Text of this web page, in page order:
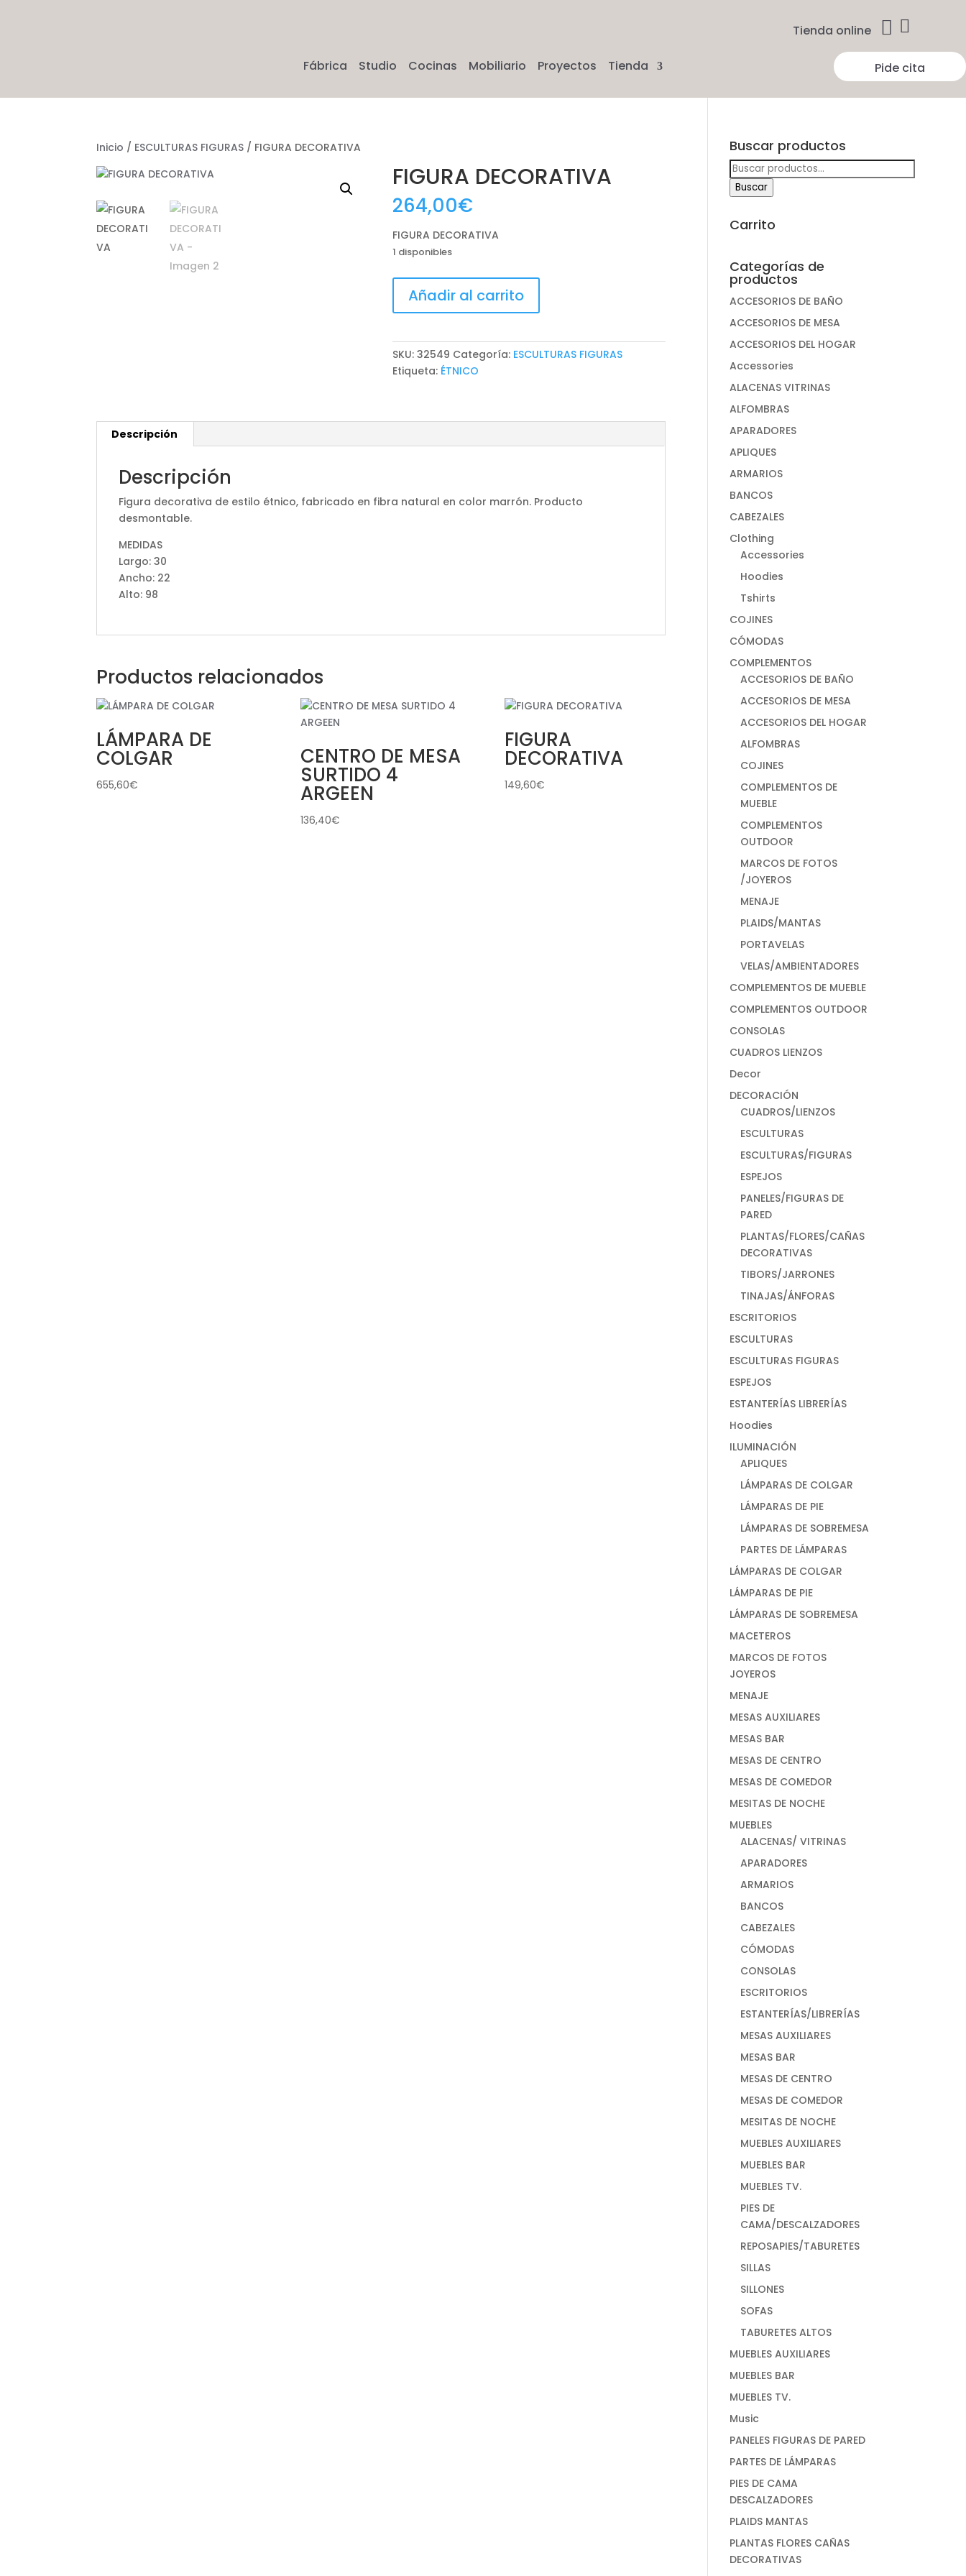
Tienda online  
Fábrica Studio Cocinas Mobiliario Proyectos Tienda Pide cita
Inicio / ESCULTURAS FIGURAS / FIGURA DECORATIVA
FIGURA DECORATIVA
264,00€
FIGURA DECORATIVA
1 disponibles
DECORATIVA
cantidad
Añadir al carrito
SKU:32549 Categoría: ESCULTURAS FIGURAS
Etiqueta: ÉTNICO
Descripción
Descripción
Figura decorativa de estilo étnico, fabricado en fibra natural en color marrón. Producto
desmontable.
MEDIDAS
Largo: 30
Ancho: 22
Alto: 98
Productos relacionados
LÁMPARA DE
COLGAR
655,60€
CENTRO DE MESA
SURTIDO 4
ARGEEN
136,40€
FIGURA
DECORATIVA
149,60€
Buscar productos
Buscar
por:
Buscar
Carrito
Categorías de
productos
ACCESORIOS DE BAÑO
ACCESORIOS DE MESA
ACCESORIOS DEL HOGAR
Accessories
ALACENAS VITRINAS
ALFOMBRAS
APARADORES
APLIQUES
ARMARIOS
BANCOS
CABEZALES
Clothing
Accessories
Hoodies
Tshirts
COJINES
CÓMODAS
COMPLEMENTOS
ACCESORIOS DE BAÑO
ACCESORIOS DE MESA
ACCESORIOS DEL HOGAR
ALFOMBRAS
COJINES
COMPLEMENTOS DE
MUEBLE
COMPLEMENTOS
OUTDOOR
MARCOS DE FOTOS
/JOYEROS
MENAJE
PLAIDS/MANTAS
PORTAVELAS
VELAS/AMBIENTADORES
COMPLEMENTOS DE MUEBLE
COMPLEMENTOS OUTDOOR
CONSOLAS
CUADROS LIENZOS
Decor
DECORACIÓN
CUADROS/LIENZOS
ESCULTURAS
ESCULTURAS/FIGURAS
ESPEJOS
PANELES/FIGURAS DE
PARED
PLANTAS/FLORES/CAÑAS
DECORATIVAS
TIBORS/JARRONES
TINAJAS/ÁNFORAS
ESCRITORIOS
ESCULTURAS
ESCULTURAS FIGURAS
ESPEJOS
ESTANTERÍAS LIBRERÍAS
Hoodies
ILUMINACIÓN
APLIQUES
LÁMPARAS DE COLGAR
LÁMPARAS DE PIE
LÁMPARAS DE SOBREMESA
PARTES DE LÁMPARAS
LÁMPARAS DE COLGAR
LÁMPARAS DE PIE
LÁMPARAS DE SOBREMESA
MACETEROS
MARCOS DE FOTOS
JOYEROS
MENAJE
MESAS AUXILIARES
MESAS BAR
MESAS DE CENTRO
MESAS DE COMEDOR
MESITAS DE NOCHE
MUEBLES
ALACENAS/ VITRINAS
APARADORES
ARMARIOS
BANCOS
CABEZALES
CÓMODAS
CONSOLAS
ESCRITORIOS
ESTANTERÍAS/LIBRERÍAS
MESAS AUXILIARES
MESAS BAR
MESAS DE CENTRO
MESAS DE COMEDOR
MESITAS DE NOCHE
MUEBLES AUXILIARES
MUEBLES BAR
MUEBLES TV.
PIES DE
CAMA/DESCALZADORES
REPOSAPIES/TABURETES
SILLAS
SILLONES
SOFAS
TABURETES ALTOS
MUEBLES AUXILIARES
MUEBLES BAR
MUEBLES TV.
Music
PANELES FIGURAS DE PARED
PARTES DE LÁMPARAS
PIES DE CAMA
DESCALZADORES
PLAIDS MANTAS
PLANTAS FLORES CAÑAS
DECORATIVAS